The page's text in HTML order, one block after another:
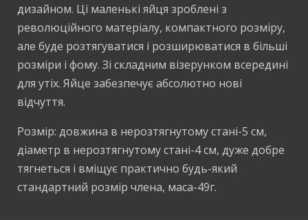
дизайном. Ці маленькі яйця зроблені з
революційного матеріалу, компактного розміру,
але буде розтягуватися і розширюватися в більші
розміри і фому. Зі складним візерунком всередині
для утіх. Яйце забезпечує абсолютно нові
відчуття.
Розмір: довжина в нерозтягнутому стані-5 см,
діаметр в нерозтягнутому стані-4 см, дуже добре
тягнеться і вміщує практично будь-який
стандартний розмір члена, маса-49г.